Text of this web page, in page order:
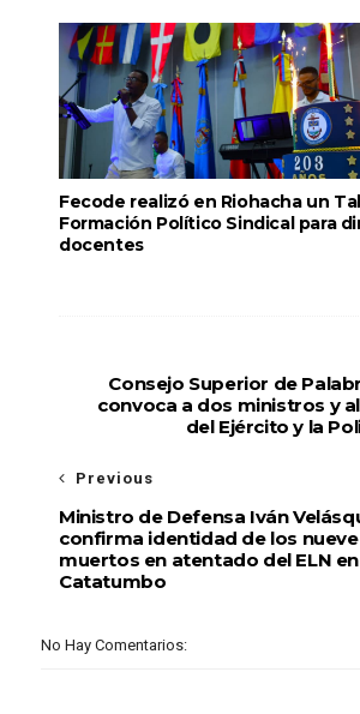
Fecode realizó en Riohacha un
Formación Político Sindical para
docentes
Consejo Superior de
convoca a dos ministros y
del Ejército y la
Previous
Ministro de Defensa Iván
confirma identidad de los
muertos en atentado del ELN en
Catatumbo
No Hay Comentarios: